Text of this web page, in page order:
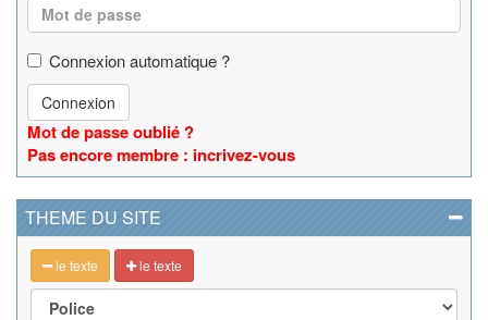
Connexion automatique ?
Connexion
Mot de passe oublié ?
Pas encore membre : incrivez-vous
THEME DU SITE
le texte le texte